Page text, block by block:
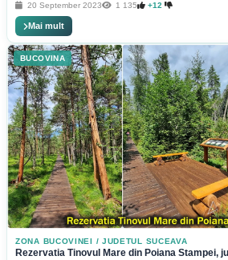
20 September 2023 1 135 +12
Mai mult
BUCOVINA
ZONA BUCOVINEI / JUDETUL SUCEAVA
Rezervatia Tinovul Mare din Poiana Stampei,